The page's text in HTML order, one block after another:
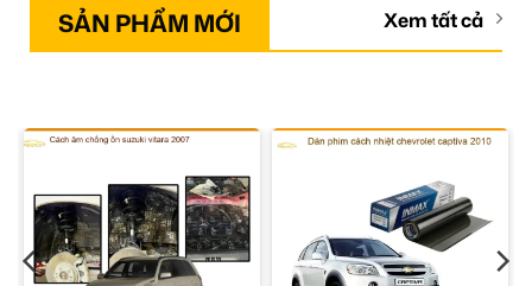
SẢN PHẨM MỚI Xem tất cả